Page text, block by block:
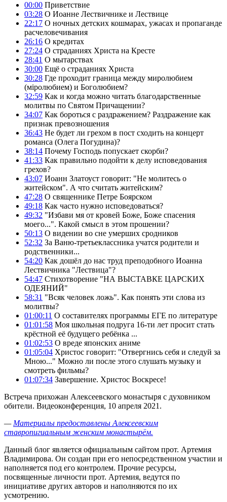
00:00 Приветствие
03:28 О Иоанне Лествичнике и Лествице
22:17 О ночных детских кошмарах, ужасах и пропаганде
расчеловечивания
26:16 О кредитах
27:24 О страданиях Христа на Кресте
28:41 О мытарствах
30:00 Ещё о страданиях Христа
30:28 Где проходит граница между миролюбием
(мiролюбием) и Боголюбием?
32:59 Как и когда можно читать благодарственные
молитвы по Святом Причащении?
34:07 Как бороться с раздражением? Раздражение как
признак превозношения
36:43 Не будет ли грехом в пост сходить на концерт
романса (Олега Погудина)?
38:14 Почему Господь попускает скорби?
41:33 Как правильно подойти к делу исповедования
грехов?
43:07 Иоанн Златоуст говорит: "Не молитесь о
житейском". А что считать житейским?
47:28 О священнике Петре Боярском
49:18 Как часто нужно исповедоваться?
49:32 "Избави мя от кровей Боже, Боже спасения
моего...". Какой смысл в этом прошении?
50:13 О видении во сне умерших сродников
52:32 За Ваню-третьеклассника учатся родители и
родственники...
54:20 Как дошёл до нас труд преподобного Иоанна
Лествичника "Лествица"?
54:47 Стихотворение "НА ВЫСТАВКЕ ЦАРСКИХ
ОДЕЯНИЙ"
58:31 "Всяк человек ложь". Как понять эти слова из
молитвы?
01:00:11 О составителях программы ЕГЕ по литературе
01:01:58 Моя школьная подруга 16-ти лет просит стать
крёстной её будущего ребёнка ...
01:02:53 О вреде японских аниме
01:05:04 Христос говорит: "Отвергнись себя и следуй за
Мною..." Можно ли после этого слушать музыку и
смотреть фильмы?
01:07:34 Завершение. Христос Воскресе!
Встреча прихожан Алексеевского монастыря с духовником
обители. Видеоконференция, 10 апреля 2021.
— Материалы предоставлены Алексеевским
ставропигиальным женским монастырём.
Данный блог является официальным сайтом прот. Артемия
Владимирова. Он создан при его непосредственном участии и
наполняется под его контролем. Прочие ресурсы,
посвященные личности прот. Артемия, ведутся по
инициативе других авторов и наполняются по их
усмотрению.